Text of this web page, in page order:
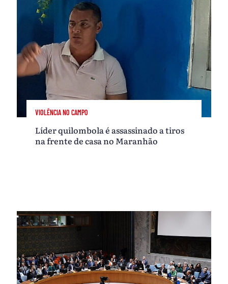
VIOLÊNCIA NO CAMPO
Líder quilombola é assassinado a tiros
na frente de casa no Maranhão